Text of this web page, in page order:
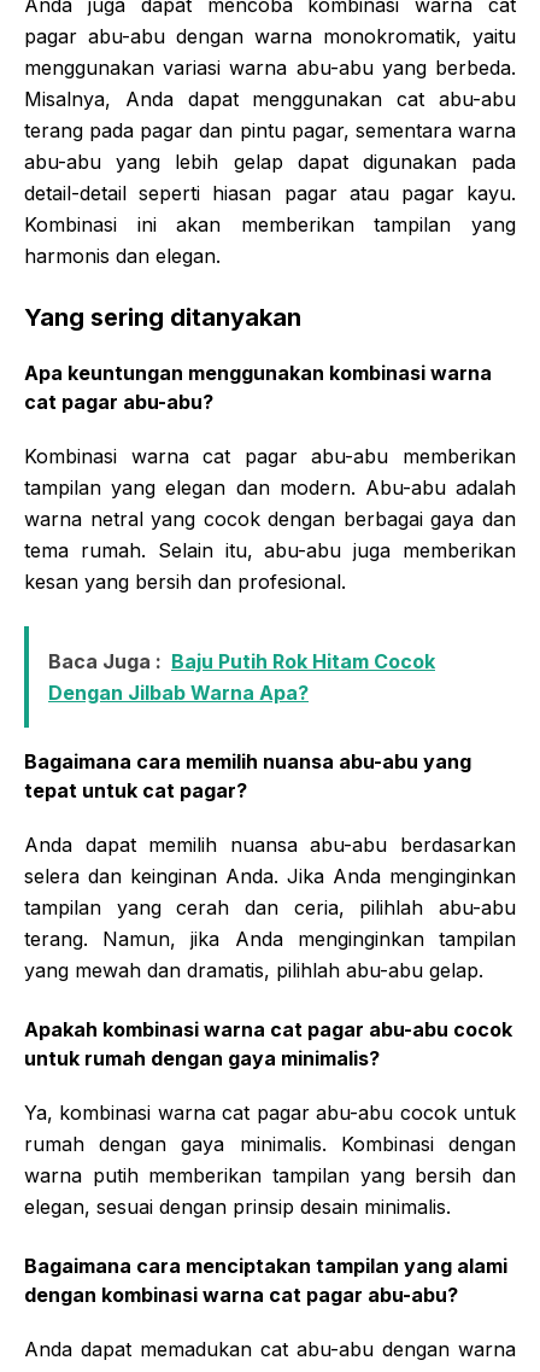
pagar abu-abu dengan warna monokromatik, yaitu
menggunakan variasi warna abu-abu yang berbeda.
Misalnya, Anda dapat menggunakan cat abu-abu
terang pada pagar dan pintu pagar, sementara warna
abu-abu yang lebih gelap dapat digunakan pada
detail-detail seperti hiasan pagar atau pagar kayu.
Kombinasi ini akan memberikan tampilan yang
harmonis dan elegan.
Yang sering ditanyakan
Apa keuntungan menggunakan kombinasi warna
cat pagar abu-abu?
Kombinasi warna cat pagar abu-abu memberikan
tampilan yang elegan dan modern. Abu-abu adalah
warna netral yang cocok dengan berbagai gaya dan
tema rumah. Selain itu, abu-abu juga memberikan
kesan yang bersih dan profesional.
Baca Juga : Baju Putih Rok Hitam Cocok
Dengan Jilbab Warna Apa?
Bagaimana cara memilih nuansa abu-abu yang
tepat untuk cat pagar?
Anda dapat memilih nuansa abu-abu berdasarkan
selera dan keinginan Anda. Jika Anda menginginkan
tampilan yang cerah dan ceria, pilihlah abu-abu
terang. Namun, jika Anda menginginkan tampilan
yang mewah dan dramatis, pilihlah abu-abu gelap.
Apakah kombinasi warna cat pagar abu-abu cocok
untuk rumah dengan gaya minimalis?
Ya, kombinasi warna cat pagar abu-abu cocok untuk
rumah dengan gaya minimalis. Kombinasi dengan
warna putih memberikan tampilan yang bersih dan
elegan, sesuai dengan prinsip desain minimalis.
Bagaimana cara menciptakan tampilan yang alami
dengan kombinasi warna cat pagar abu-abu?
Anda dapat memadukan cat abu-abu dengan warna